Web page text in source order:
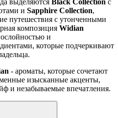
и Sapphire Collection,
путешествия с утонченными
композиция Widian
и
которые подчеркивают
- ароматы, которые сочетают
изысканные акценты,
и незабываемые впечатления.